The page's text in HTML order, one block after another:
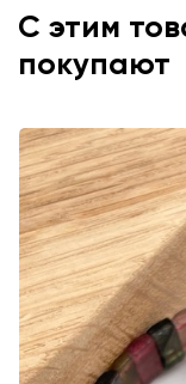
С этим
покупают